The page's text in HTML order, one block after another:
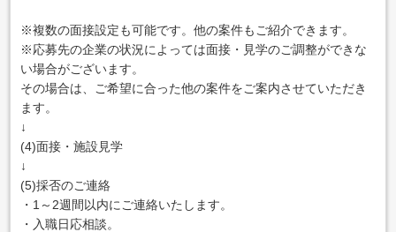
※複数の面接設定も可能です。他の案件もご紹介できます。
※応募先の企業の状況によっては面接・見学のご調整ができな
い場合がございます。
その場合は、ご希望に合った他の案件をご案内させていただき
ます。
↓
(4)面接・施設見学
↓
(5)採否のご連絡
・1～2週間以内にご連絡いたします。
・入職日応相談。